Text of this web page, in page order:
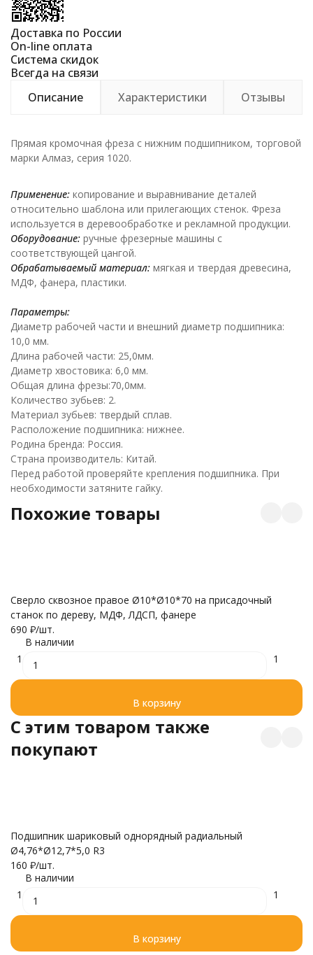
Доставка по России
On-line оплата
Система скидок
Всегда на связи
Описание
Характеристики Отзывы
Прямая кромочная фреза с нижним подшипником, торговой
марки Алмаз, серия 1020.
Применение: копирование и выравнивание деталей
относительно шаблона или прилегающих стенок. Фреза
используется в деревообработке и рекламной продукции.
Оборудование: ручные фрезерные машины с
соответствующей цангой.
Обрабатываемый материал: мягкая и твердая древесина,
МДФ, фанера, пластики.
Параметры:
Диаметр рабочей части и внешний диаметр подшипника:
10,0 мм.
Длина рабочей части: 25,0мм.
Диаметр хвостовика: 6,0 мм.
Общая длина фрезы:70,0мм.
Количество зубьев: 2.
Материал зубьев: твердый сплав.
Расположение подшипника: нижнее.
Родина бренда: Россия.
Страна производитель: Китай.
Перед работой проверяйте крепления подшипника. При
необходимости затяните гайку.
Похожие товары
Сверло сквозное правое Ø10*Ø10*70 на присадочный
станок по дереву, МДФ, ЛДСП, фанере
690 ₽/шт.
В наличии
1
1
В корзину
C этим товаром также
покупают
Подшипник шариковый однорядный радиальный
Ø4,76*Ø12,7*5,0 R3
160 ₽/шт.
В наличии
1
1
В корзину